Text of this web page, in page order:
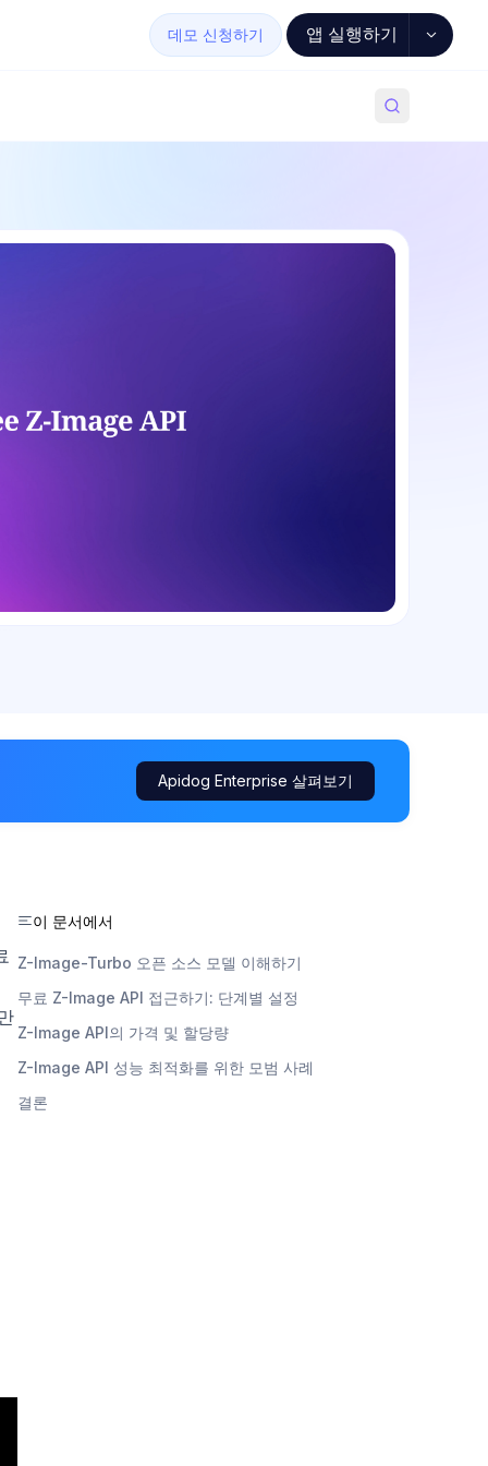
데모 신청하기 앱 실행하기
Apidog Enterprise 살펴보기
이 문서에서
Z-Image-Turbo 오픈 소스 모델 이해하기
무료 Z-Image API 접근하기: 단계별 설정
Z-Image API의 가격 및 할당량
Z-Image API 성능 최적화를 위한 모범 사례
결론